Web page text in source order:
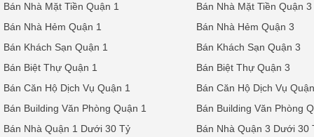
Bán Nhà Mặt Tiền Quận 1
Bán Nhà Mặt Tiền Quận 3
Bán Nhà Hẻm Quận 1
Bán Nhà Hẻm Quận 3
Bán Khách Sạn Quận 1
Bán Khách Sạn Quận 3
Bán Biệt Thự Quận 1
Bán Biệt Thự Quận 3
Bán Căn Hộ Dịch Vụ Quận 1
Bán Căn Hộ Dịch Vụ
Bán Building Văn Phòng Quận 1
Bán Building Văn Phòng
Bán Nhà Quận 1 Dưới 30 Tỷ
Bán Nhà Quận 3 Dưới 30